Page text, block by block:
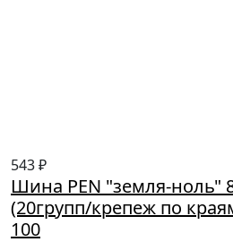
543 ₽
Шина PEN "земля-ноль"
(20групп/крепеж по
100